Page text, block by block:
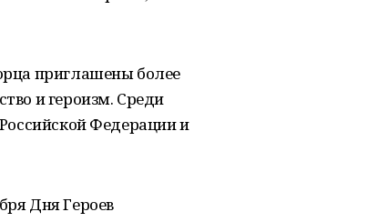
приглашены более
и героизм. Среди
Федерации и
Дня Героев